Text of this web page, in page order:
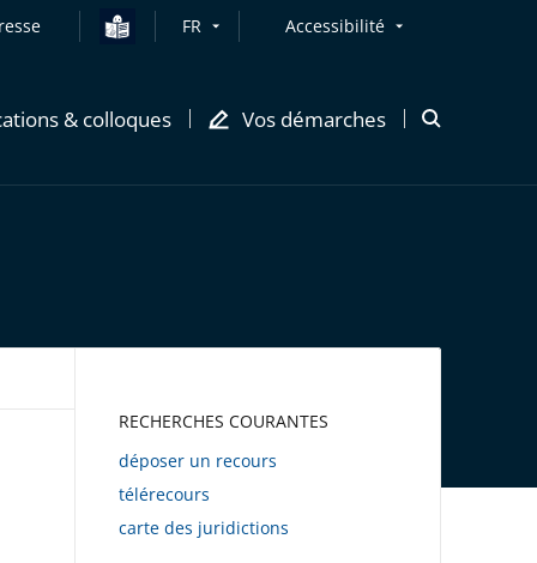
FR Accessibilité
& colloques Vos démarches
Ouvrir
RECHERCHES COURANTES
déposer un recours
télérecours
carte des juridictions